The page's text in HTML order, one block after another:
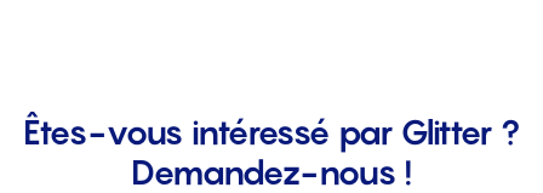
Êtes-vous intéressé par Glitter ?
Demandez-nous !